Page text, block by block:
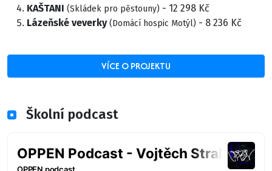
KAŠTANI (Skládek pro pěstouny) - 12 298 Kč
Lázeňské veverky (Domácí hospic Motýl) - 8 236 Kč
VÍCE O PROJEKTU
Školní podcast